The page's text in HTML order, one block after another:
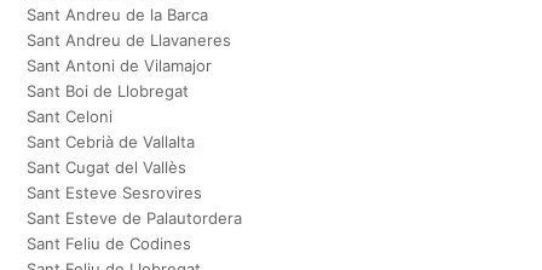
Sant Andreu de la Barca
Sant Andreu de Llavaneres
Sant Antoni de Vilamajor
Sant Boi de Llobregat
Sant Celoni
Sant Cebrià de Vallalta
Sant Cugat del Vallès
Sant Esteve Sesrovires
Sant Esteve de Palautordera
Sant Feliu de Codines